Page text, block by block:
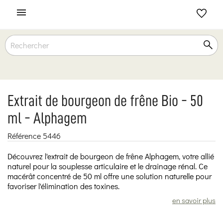

Extrait de bourgeon de frêne Bio - 50
ml - Alphagem
Référence 5446
Découvrez l'extrait de bourgeon de frêne Alphagem, votre allié
naturel pour la souplesse articulaire et le drainage rénal. Ce
macérât concentré de 50 ml offre une solution naturelle pour
favoriser l'élimination des toxines.
en savoir plus